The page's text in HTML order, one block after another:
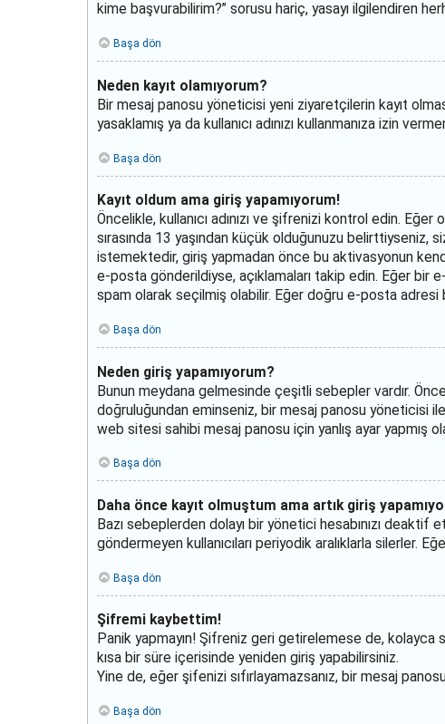
kime başvurabilirim?” sorusu hariç, yasayı ilgilendiren
Başa dön
Neden kayıt olamıyorum?
Bir mesaj panosu yöneticisi yeni ziyaretçilerin kayıt
yasaklamış ya da kullanıcı adınızı kullanmanıza izin
Başa dön
Kayıt oldum ama giriş yapamıyorum!
Öncelikle, kullanıcı adınızı ve şifrenizi kontrol edin.
sırasında 13 yaşından küçük olduğunuzu belirttiyseniz,
istemektedir, giriş yapmadan önce bu aktivasyonun
e-posta gönderildiyse, açıklamaları takip edin. Eğer bir
spam olarak seçilmiş olabilir. Eğer doğru e-posta
Başa dön
Neden giriş yapamıyorum?
Bunun meydana gelmesinde çeşitli sebepler vardır.
doğruluğundan eminseniz, bir mesaj panosu yöneticisi
web sitesi sahibi mesaj panosu için yanlış ayar yapmış
Başa dön
Daha önce kayıt olmuştum ama artık giriş
Bazı sebeplerden dolayı bir yönetici hesabınızı deaktif
göndermeyen kullanıcıları periyodik aralıklarla silerler.
Başa dön
Şifremi kaybettim!
Panik yapmayın! Şifreniz geri getirelemese de, kolayca
kısa bir süre içerisinde yeniden giriş yapabilirsiniz.
Yine de, eğer şifenizi sıfırlayamazsanız, bir mesaj
Başa dön